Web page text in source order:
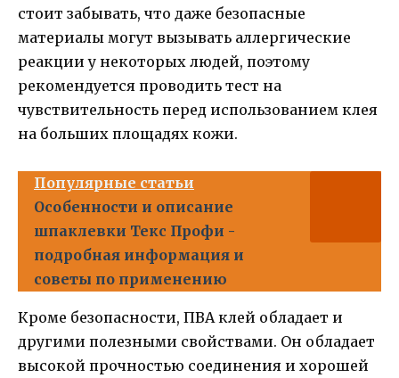
стоит забывать, что даже безопасные
материалы могут вызывать аллергические
реакции у некоторых людей, поэтому
рекомендуется проводить тест на
чувствительность перед использованием клея
на больших площадях кожи.
Популярные статьи
Особенности и описание
шпаклевки Текс Профи -
подробная информация и
советы по применению
Кроме безопасности, ПВА клей обладает и
другими полезными свойствами. Он обладает
высокой прочностью соединения и хорошей